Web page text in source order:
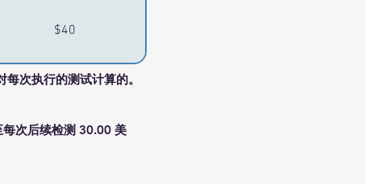
$40
次执行的测试计算的。
次后续检测 30.00 美